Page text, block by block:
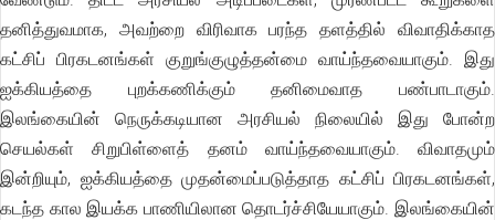
தனித்துவமாக, அவற்றை விரிவாக பரந்த தளத்தில் விவாதிக்காத
கட்சிப் பிரகடனங்கள் குறுங்குழுத்தன்மை வாய்ந்தவையாகும். இது
ஐக்கியத்தை புறக்கணிக்கும் தனிமைவாத பண்பாடாகும்.
இலங்கையின் நெருக்கடியான அரசியல் நிலையில் இது போன்ற
செயல்கள் சிறுபிள்ளைத் தனம் வாய்ந்தவையாகும். விவாதமும்
இன்றியும், ஐக்கியத்தை முதன்மைப்படுத்தாத கட்சிப் பிரகடனங்கள்,
கடந்த கால இயக்க பாணியிலான தொடர்ச்சியேயாகும். இலங்கையின்